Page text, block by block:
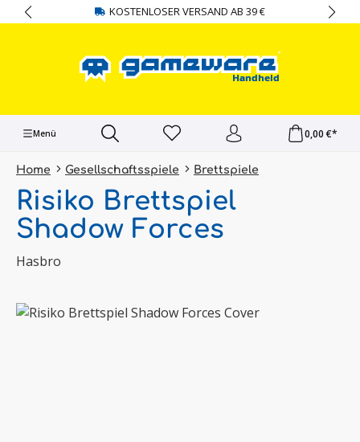
springen KOSTENLOSER VERSAND AB 39 €
Menü 0,00 €*
Home Gesellschaftsspiele Brettspiele
Risiko Brettspiel
Shadow Forces
Hasbro
Bildergalerie überspringen